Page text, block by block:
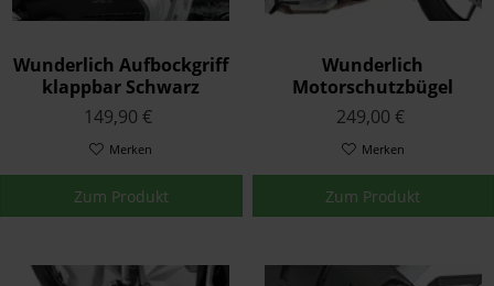
Wunderlich Aufbockgriff
klappbar Schwarz
K80/81/82
149,90 €
Merken
Zum Produkt
Wunderlich
Motorschutzbügel
Extreme (EURO 4)
249,00 €
Merken
Zum Produkt